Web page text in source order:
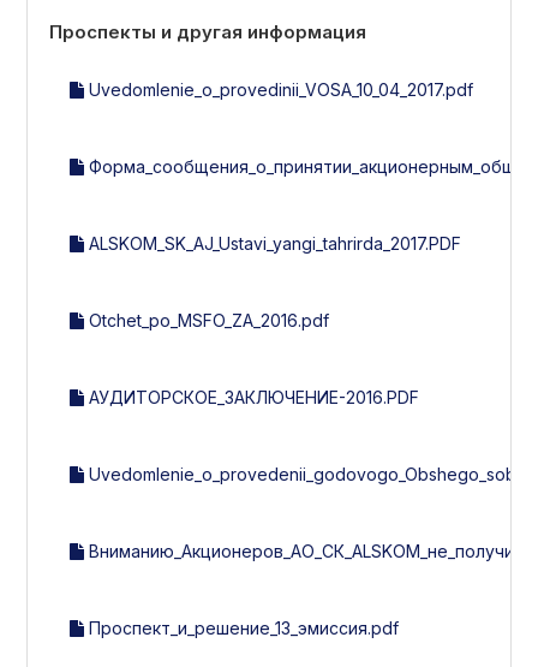
Проспекты и другая информация
Uvedomlenie_o_provedinii_VOSA_10_04_2017.pdf
ALSKOM_SK_AJ_Ustavi_yangi_tahrirda_2017.PDF
Otchet_po_MSFO_ZA_2016.pdf
АУДИТОРСКОЕ_ЗАКЛЮЧЕНИЕ-2016.PDF
Проспект_и_решение_13_эмиссия.pdf